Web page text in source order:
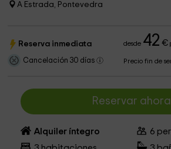
A Estrada, Pontevedra
Reserva inmediata desde 42 €
Cancelación 30 días Precio fin de
Reservar ahora
Alquiler íntegro 6